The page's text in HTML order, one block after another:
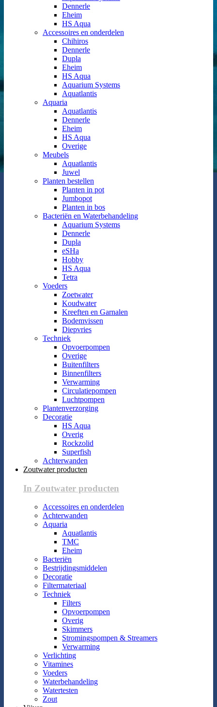
Dennerle
Eheim
HS Aqua
Accessoires en onderdelen
Chihiros
Dennerle
Dupla
Eheim
HS Aqua
Aquarium Systems
Aquatlantis
Aquaria
Aquatlantis
Dennerle
Eheim
HS Aqua
Overige
Meubels
Aquatlantis
Juwel
Planten bestellen
Planten in pot
Jumbopot
Planten in bos
Bacteriën en Waterbehandeling
Aquarium Systems
Dennerle
Dupla
eSHa
Hobby
HS Aqua
Tetra
Voeders
Zoetwater
Koudwater
Kreeften en Garnalen
Bodemvissen
Diepvries
Techniek
Opvoerpompen
Overige
Buitenfilters
Binnenfilters
Verwarming
Circulatiepompen
Luchtpompen
Plantenverzorging
Decoratie
HS Aqua
Overig
Rockzolid
Superfish
Achterwanden
Zoutwater producten
In Zoutwater producten
Accessoires en onderdelen
Achterwanden
Aquaria
Aquatlantis
TMC
Eheim
Bacteriën
Bestrijdingsmiddelen
Decoratie
Filtermateriaal
Techniek
Filters
Opvoerpompen
Overig
Skimmers
Stromingspompen & Streamers
Verwarming
Verlichting
Vitamines
Voeders
Waterbehandeling
Watertesten
Zout